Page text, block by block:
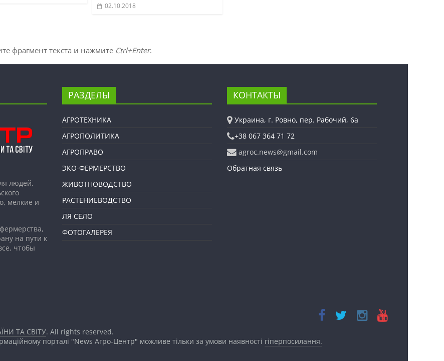
02.10.2018
фрагмент текста и нажмите Ctrl+Enter.
людей,
мелкие и
на пути к
чтобы
РАЗДЕЛЫ
АГРОТЕХНИКА
АГРОПОЛИТИКА
АГРОПРАВО
ЭКО-ФЕРМЕРСТВО
ЖИВОТНОВОДСТВО
РАСТЕНИЕВОДСТВО
ЛЯ СЕЛО
ФОТОГАЛЕРЕЯ
КОНТАКТЫ
Украина, г. Ровно, пер. Рабочий, 6а
+38 067 364 71 72
agroc.news@gmail.com
Обратная связь
ТА СВІТУ. All rights reserved.
порталі "News Агро-Центр" можливе тільки за умови наявності гіперпосилання.